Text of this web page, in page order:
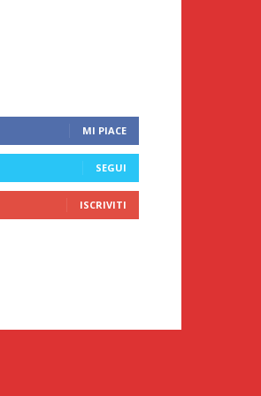
MI PIACE
SEGUI
ISCRIVITI